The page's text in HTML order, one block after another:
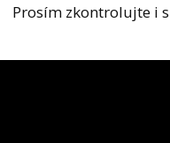
Prosím zkontrolujte i